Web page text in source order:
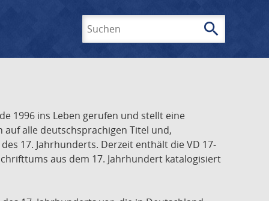
search
1996 ins Leben gerufen und stellt eine
alle deutschsprachigen Titel und,
17. Jahrhunderts. Derzeit enthält die VD 17-
aus dem 17. Jahrhundert katalogisiert